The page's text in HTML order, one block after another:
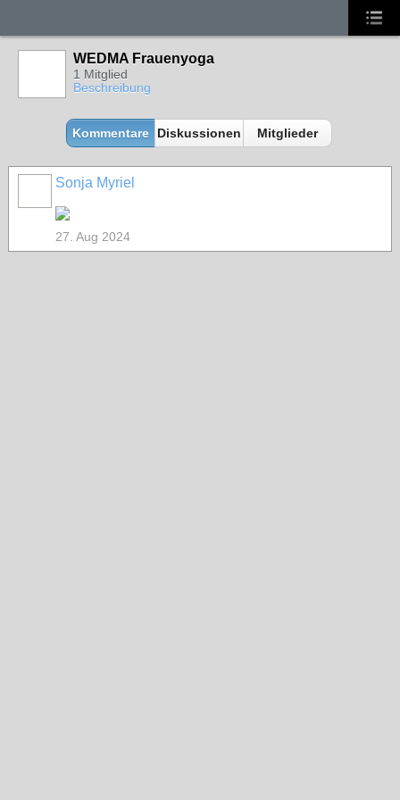
WEDMA Frauenyoga
1 Mitglied
Beschreibung
Kommentare Diskussionen Mitglieder
Sonja Myriel
27. Aug 2024